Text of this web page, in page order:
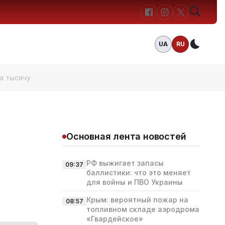
UA RU
тысячу
Основная лента новостей
09:37 РФ выжигает запасы
баллистики: что это меняет
для войны и ПВО Украины
08:57 Крым: вероятный пожар на
топливном складе аэродрома
«Гвардейское»